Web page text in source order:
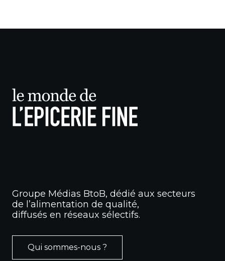
Groupe Médias BtoB, dédié aux secteurs
de l’alimentation de qualité,
diffusés en réseaux sélectifs.
Qui sommes-nous ?